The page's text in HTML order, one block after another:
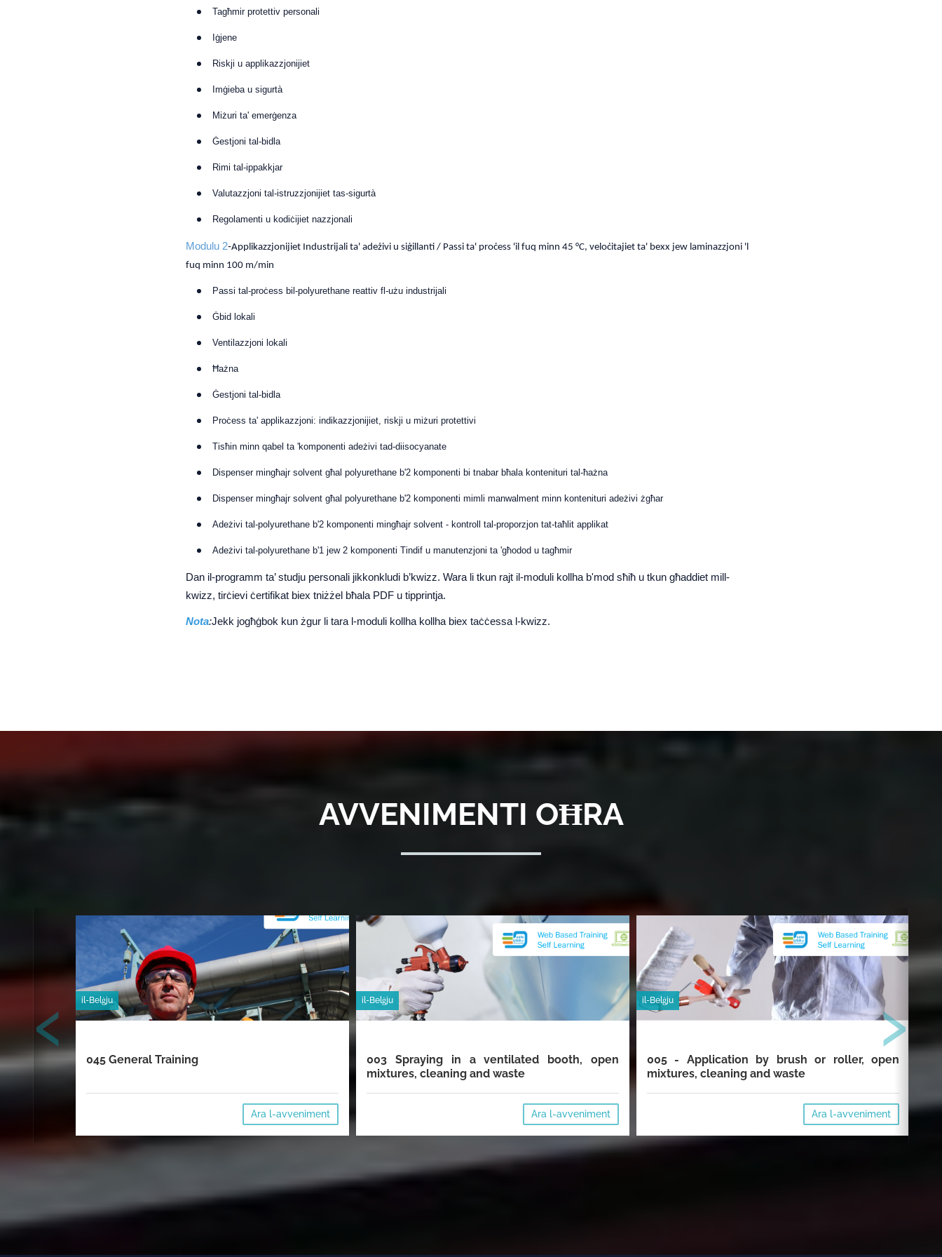
Tagħmir protettiv personali
Iġjene
Riskji u applikazzjonijiet
Imġieba u sigurtà
Miżuri ta' emerġenza
Ġestjoni tal-bidla
Rimi tal-ippakkjar
Valutazzjoni tal-istruzzjonijiet tas-sigurtà
Regolamenti u kodiċijiet nazzjonali
Modulu 2-Applikazzjonijiet Industrijali ta' adeżivi u siġillanti / Passi ta' proċess 'il fuq minn 45 °C, veloċitajiet ta' bexx jew laminazzjoni 'l
fuq minn 100 m/min
Passi tal-proċess bil-polyurethane reattiv fl-użu industrijali
Ġbid lokali
Ventilazzjoni lokali
Ħażna
Ġestjoni tal-bidla
Proċess ta' applikazzjoni: indikazzjonijiet, riskji u miżuri protettivi
Tisħin minn qabel ta 'komponenti adeżivi tad-diisocyanate
Dispenser mingħajr solvent għal polyurethane b'2 komponenti bi tnabar bħala kontenituri tal-ħażna
Dispenser mingħajr solvent għal polyurethane b'2 komponenti mimli manwalment minn kontenituri adeżivi żgħar
Adeżivi tal-polyurethane b'2 komponenti mingħajr solvent - kontroll tal-proporzjon tat-taħlit applikat
Adeżivi tal-polyurethane b'1 jew 2 komponenti Tindif u manutenzjoni ta 'għodod u tagħmir
Dan il-programm ta’ studju personali jikkonkludi b’kwizz. Wara li tkun rajt il-moduli kollha b'mod sħiħ u tkun għaddiet mill-
kwizz, tirċievi ċertifikat biex tniżżel bħala PDF u tipprintja.
Nota:Jekk jogħġbok kun żgur li tara l-moduli kollha kollha biex taċċessa l-kwizz.
AVVENIMENTI OĦRA
il-Belġju
045 General Training
Ara l-avveniment
il-Belġju
003 Spraying in a ventilated booth, open
mixtures, cleaning and waste
Ara l-avveniment
il-Belġju
005 - Application by brush or roller, open
mixtures, cleaning and waste
Ara l-avveniment
‹ ›